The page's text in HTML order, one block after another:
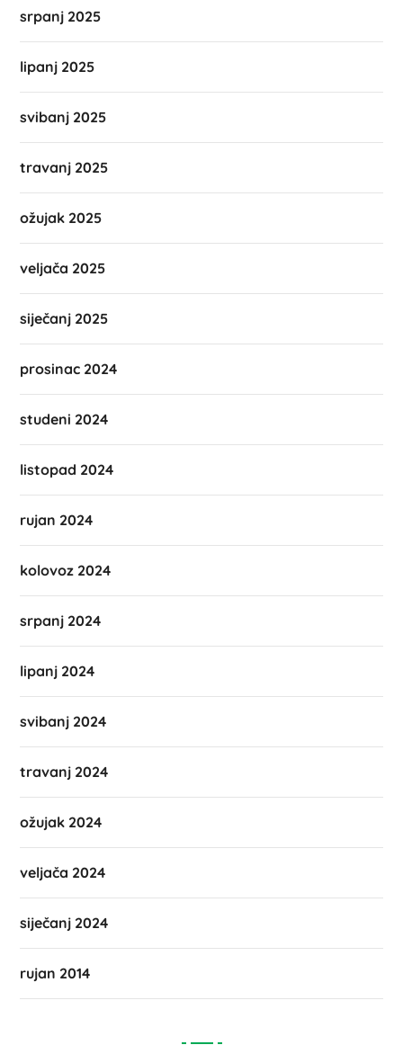
srpanj 2025
lipanj 2025
svibanj 2025
travanj 2025
ožujak 2025
veljača 2025
siječanj 2025
prosinac 2024
studeni 2024
listopad 2024
rujan 2024
kolovoz 2024
srpanj 2024
lipanj 2024
svibanj 2024
travanj 2024
ožujak 2024
veljača 2024
siječanj 2024
rujan 2014